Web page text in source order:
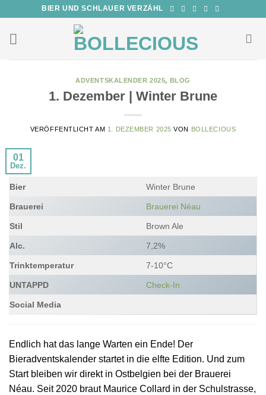
springen
BIER UND SCHLAUER VERZÄHL
ADVENTSKALENDER 2025, BLOG
1. Dezember | Winter Brune
VERÖFFENTLICHT AM 1. DEZEMBER 2025 VON BOLLECIOUS
01
Dez.
Bier Winter Brune
Brauerei Brauerei Néau
Stil Brown Ale
Alc. 7,2%
Trinktemperatur 7-10°C
UNTAPPD Check-In
Social Media
Endlich hat das lange Warten ein Ende! Der
Bieradventskalender startet in die elfte Edition. Und zum
Start bleiben wir direkt in Ostbelgien bei der Brauerei
Néau. Seit 2020 braut Maurice Collard in der Schulstrasse,